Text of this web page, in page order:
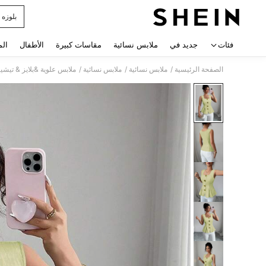
فئات جديد في ملابس نسائية مقاسات كبيرة الأطفال
الصفحة الرئيسية / ملابس نسائية / ملابس نسائية / ملابس علوية &بلايز &